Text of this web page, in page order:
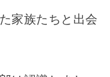
家族たちと出会